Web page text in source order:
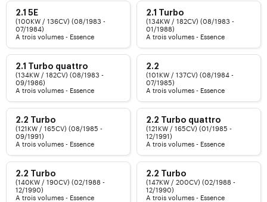
2.1 5E
(100KW / 136CV) (08/1983 -
07/1984)
A trois volumes - Essence
2.1 Turbo
(134KW / 182CV) (08/1983 -
01/1988)
A trois volumes - Essence
2.1 Turbo quattro
(134KW / 182CV) (08/1983 -
09/1986)
A trois volumes - Essence
2.2
(101KW / 137CV) (08/1984 -
07/1985)
A trois volumes - Essence
2.2 Turbo
(121KW / 165CV) (08/1985 -
09/1991)
A trois volumes - Essence
2.2 Turbo quattro
(121KW / 165CV) (01/1985 -
12/1991)
A trois volumes - Essence
2.2 Turbo
(140KW / 190CV) (02/1988 -
12/1990)
A trois volumes - Essence
2.2 Turbo
(147KW / 200CV) (02/1988 -
12/1990)
A trois volumes - Essence